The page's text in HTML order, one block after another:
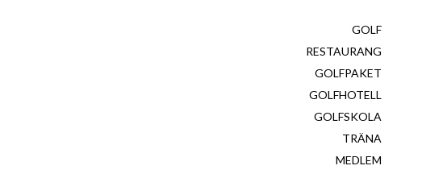
GOLF
RESTAURANG
GOLFPAKET
GOLFHOTELL
GOLFSKOLA
TRÄNA
MEDLEM